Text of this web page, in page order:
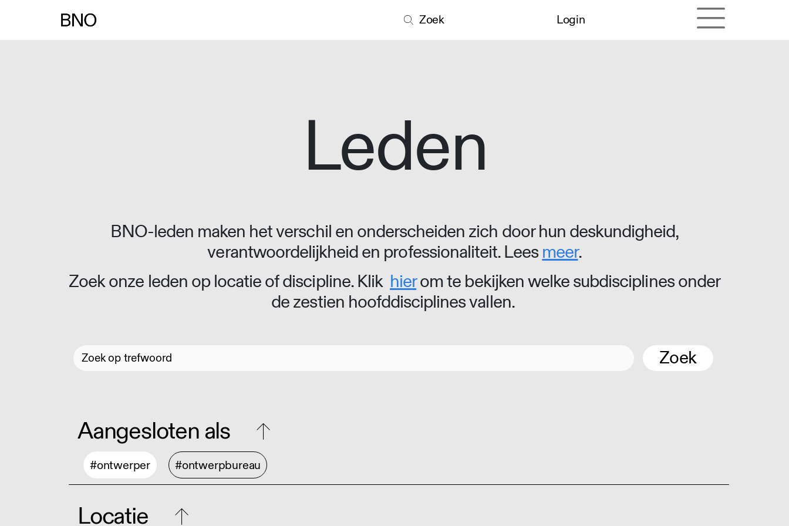
Zoek Login
Leden
BNO-leden maken het verschil en onderscheiden zich door hun deskundigheid,
verantwoordelijkheid en professionaliteit. Leesmeer.
Zoek onze leden op locatie of discipline. Klik hierom te bekijken welke subdisciplines onder
de zestien hoofddisciplines vallen.
Zoek
Aangesloten als
#ontwerper #ontwerpbureau
Locatie